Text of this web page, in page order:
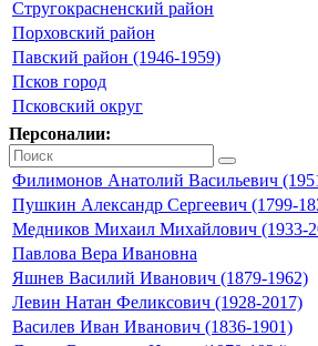
Стругокрасненский район
Порховский район
Павский район (1946-1959)
Псков город
Псковский округ
Персоналии:
Филимонов Анатолий Васильевич
Пушкин Александр Сергеевич (1799-
Медников Михаил Михайлович (1933-
Павлова Вера Ивановна
Яшнев Василий Иванович (1879-1962)
Левин Натан Феликсович (1928-2017)
Василев Иван Иванович (1836-1901)